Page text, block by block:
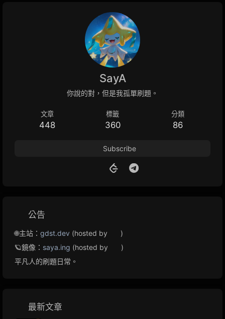
SayA
你說的對，但是我孤單刷題。
文章
448
標籤
360
分類
86
Subscribe
公告
🌐主站： gdst.dev (hosted by
)
🪐鏡像： saya.ing (hosted by
)
平凡人的刷題日常。
最新文章